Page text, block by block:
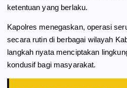
ketentuan yang berlaku.
Kapolres menegaskan, operasi
secara rutin di berbagai wilayah
langkah nyata menciptakan
kondusif bagi masyarakat.